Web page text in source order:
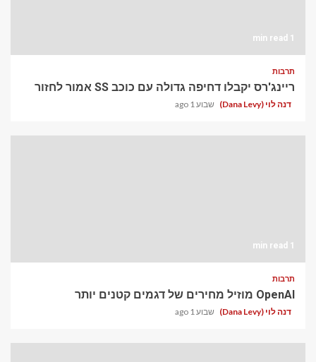
1 min read
תרבות
ריינג'רס יקבלו דחיפה גדולה עם כוכב SS אמור לחזור
דנה לוי (Dana Levy) שבוע 1 ago
1 min read
תרבות
OpenAI מוזיל מחירים של דגמים קטנים יותר
דנה לוי (Dana Levy) שבוע 1 ago